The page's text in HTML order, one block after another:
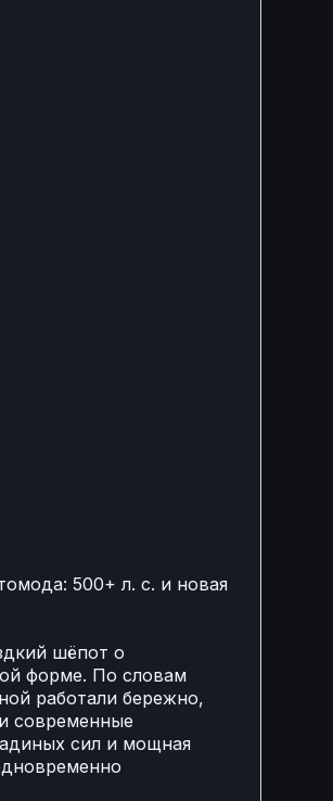
500+ л. с. и новая
шёпот о
форме. По словам
работали бережно,
современные
сил и мощная